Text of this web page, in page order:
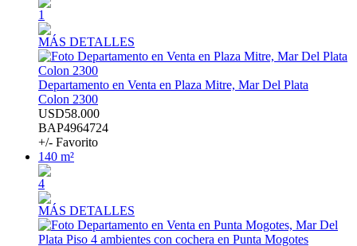
1
MÁS DETALLES
Departamento en Venta en Plaza Mitre, Mar Del Plata
Colon 2300
USD58.000
BAP4964724
+/- Favorito
140 m²
4
MÁS DETALLES